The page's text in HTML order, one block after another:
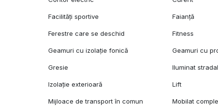
Facilități sportive Faianță
Ferestre care se deschid Fitness
Geamuri cu izolație fonică Geamuri cu
Gresie Iluminat stradal
Izolație exterioară Lift
Mijloace de transport în comun Mobilat